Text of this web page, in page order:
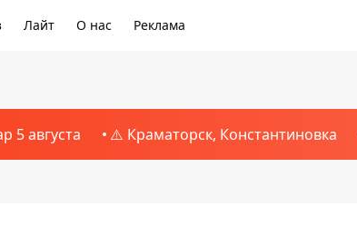
Лайт О нас Реклама
5 августа ⚠️ Краматорск, Константиновка